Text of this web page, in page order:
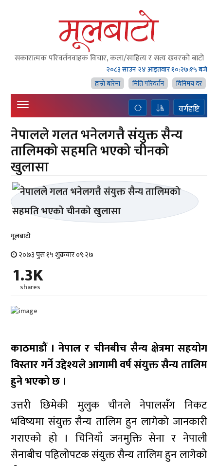
सकारात्मक परिवर्तनवाहक विचार, कला/साहित्य र सत्य खवरको बाटाे
२०८३ साउन २४ आइतवार१०:२७:१६ बजे
हाम्राे बारेमा
मिति परिवर्तन विनिमय दर
वर्गदृष्टि
नेपालले गलत भनेलगत्तै संयुक्त सैन्य
तालिमको सहमति भएको चीनको
खुलासा
मूलबाटाे
२०७३ पुस १५ शुक्रवार ०९:२७
1.3K
shares
काठमाडौं । नेपाल र चीनबीच सैन्य क्षेत्रमा सहयोग
विस्तार गर्ने उद्देश्यले आगामी वर्ष संयुक्त सैन्य तालिम
हुने भएको छ ।
उत्तरी छिमेकी मुलुक चीनले नेपालसँग निकट
भविष्यमा संयुक्त सैन्य तालिम हुन लागेको जानकारी
गराएको हो । चिनियाँ जनमुक्ति सेना र नेपाली
सेनाबीच पहिलोपटक संयुक्त सैन्य तालिम हुन लागेको